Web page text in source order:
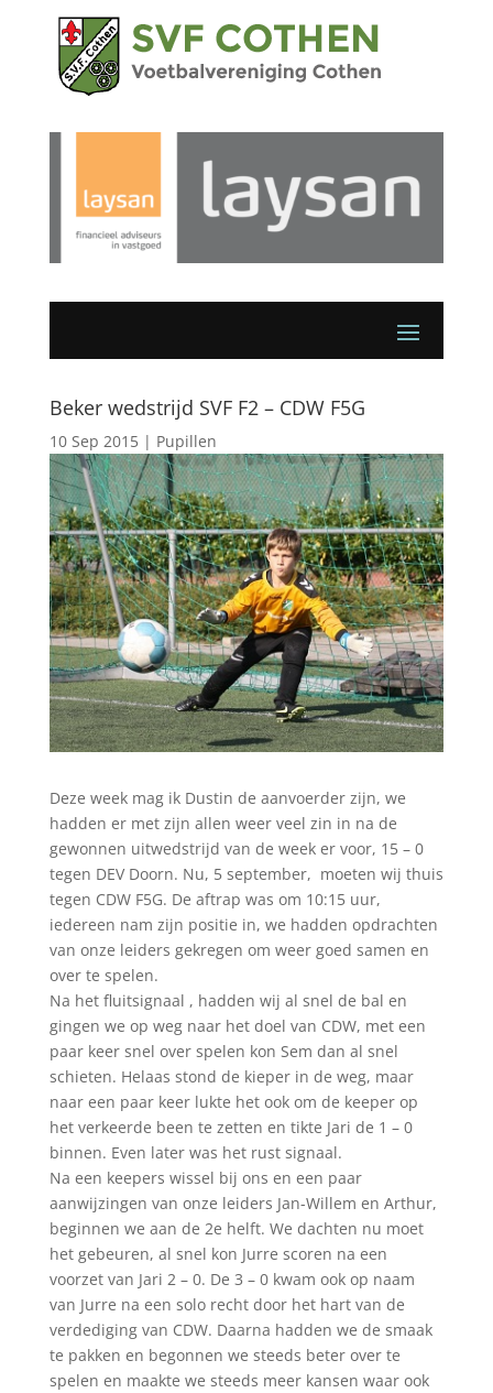
Beker wedstrijd SVF F2 – CDW F5G
10 Sep 2015| Pupillen
Deze week mag ik Dustin de aanvoerder zijn, we
hadden er met zijn allen weer veel zin in na de
gewonnen uitwedstrijd van de week er voor, 15 – 0
tegen DEV Doorn. Nu, 5 september, moeten wij thuis
tegen CDW F5G. De aftrap was om 10:15 uur,
iedereen nam zijn positie in, we hadden opdrachten
van onze leiders gekregen om weer goed samen en
over te spelen.
Na het fluitsignaal , hadden wij al snel de bal en
gingen we op weg naar het doel van CDW, met een
paar keer snel over spelen kon Sem dan al snel
schieten. Helaas stond de kieper in de weg, maar
naar een paar keer lukte het ook om de keeper op
het verkeerde been te zetten en tikte Jari de 1 – 0
binnen. Even later was het rust signaal.
Na een keepers wissel bij ons en een paar
aanwijzingen van onze leiders Jan-Willem en Arthur,
beginnen we aan de 2e helft. We dachten nu moet
het gebeuren, al snel kon Jurre scoren na een
voorzet van Jari 2 – 0. De 3 – 0 kwam ook op naam
van Jurre na een solo recht door het hart van de
verdediging van CDW. Daarna hadden we de smaak
te pakken en begonnen we steeds beter over te
spelen en maakte we steeds meer kansen waar ook